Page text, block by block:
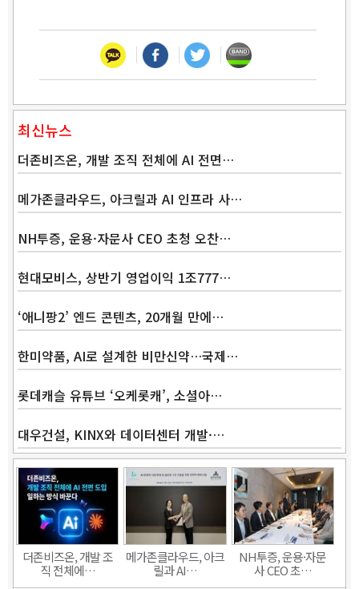
최신뉴스
더존비즈온, 개발 조직 전체에 AI 전면…
메가존클라우드, 아크릴과 AI 인프라 사…
NH투증, 운용·자문사 CEO 초청 오찬…
현대모비스, 상반기 영업이익 1조777…
‘애니팡2’ 엔드 콘텐츠, 20개월 만에…
한미약품, AI로 설계한 비만신약…국제…
롯데캐슬 유튜브 ‘오케롯캐’, 소셜아…
대우건설, KINX와 데이터센터 개발·…
더존비즈온, 개발 조
직 전체에…
메가존클라우드, 아크
릴과 AI…
NH투증, 운용·자문
사 CEO 초…